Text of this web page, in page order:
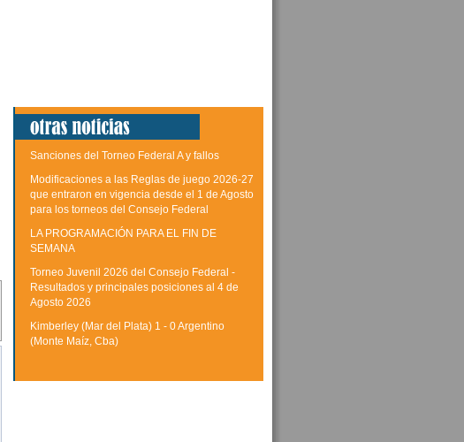
Sanciones del Torneo Federal A y fallos
Modificaciones a las Reglas de juego 2026-27
que entraron en vigencia desde el 1 de Agosto
para los torneos del Consejo Federal
LA PROGRAMACIÓN PARA EL FIN DE
SEMANA
Torneo Juvenil 2026 del Consejo Federal -
Resultados y principales posiciones al 4 de
Agosto 2026
Kimberley (Mar del Plata) 1 - 0 Argentino
(Monte Maíz, Cba)